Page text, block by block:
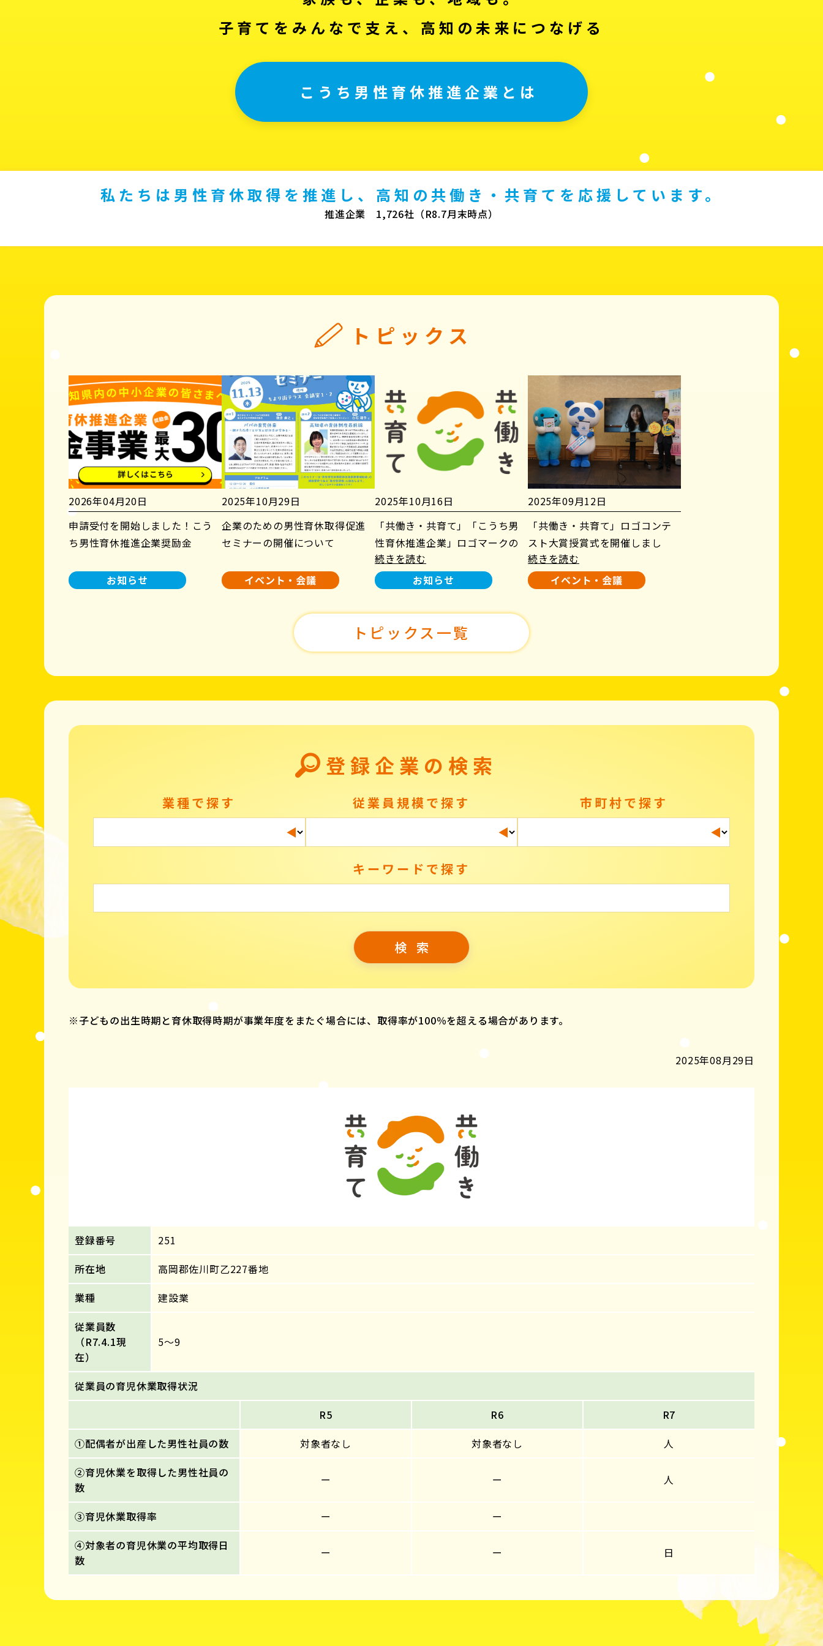
子育てをみんなで支え、高知の未来につなげる
こうち男性育休推進企業とは
私たちは男性育休取得を推進し、高知の共働き・共育てを応援しています。
推進企業 1,726社（R8.7月末時点）
トピックス
2026年04月20日
申請受付を開始しました！こう
ち男性育休推進企業奨励金
お知らせ
2025年10月29日
企業のための男性育休取得促進
セミナーの開催について
イベント・会議
2025年10月16日
「共働き・共育て」「こうち男
性育休推進企業」ロゴマークの
使用について
続きを読む
お知らせ
2025年09月12日
「共働き・共育て」ロゴコンテ
スト大賞授賞式を開催しまし
た！
続きを読む
イベント・会議
トピックス一覧
登録企業の検索
業種で探す 従業員規模で探す 市町村で探す
キーワードで探す
※子どもの出生時期と育休取得時期が事業年度をまたぐ場合には、取得率が100％を超える場合があります。
2025年08月29日
登録番号
251
所在地
高岡郡佐川町乙227番地
業種
建設業
従業員数
（R7.4.1現
在）
5～9
従業員の育児休業取得状況
R5
R6
R7
①配偶者が出産した男性社員の数
対象者なし 対象者なし
人
②育児休業を取得した男性社員の
数
ー ー 人
③育児休業取得率 ー
ー
④対象者の育児休業の平均取得日
数
ー ー 日